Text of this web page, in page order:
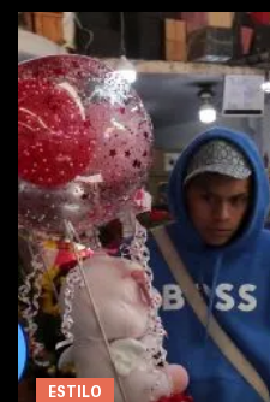
ESTILO